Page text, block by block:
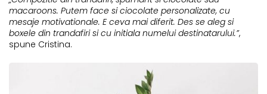
macaroons. Putem face si ciocolate personalizate, cu
mesaje motivationale. E ceva mai diferit. Des se aleg si
boxele din trandafiri si cu initiala numelui destinatarului.”,
spune Cristina.